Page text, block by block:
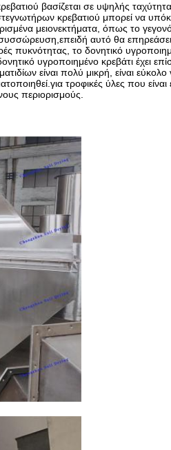
βασίζεται σε υψηλής
κρεβατιού μπορεί να
μειονεκτήματα, όπως το
συσσώρευση,επειδή αυτό θα
πυκνότητας, το δονητικό
υγροποιημένο κρεβάτι έχει
είναι πολύ μικρή, είναι εύκολο
τροφικές ύλες που είναι
περιορισμούς.